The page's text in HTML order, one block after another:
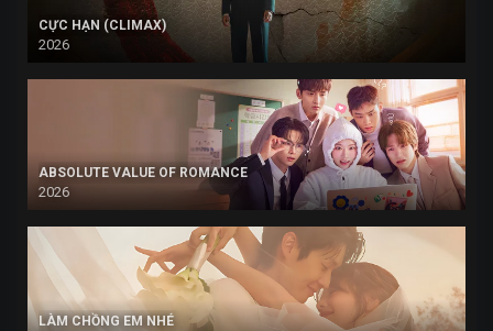
CỰC HẠN (CLIMAX)
2026
ABSOLUTE VALUE OF ROMANCE
2026
LÀM CHỒNG EM NHÉ